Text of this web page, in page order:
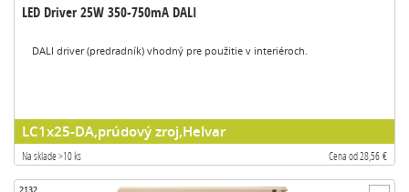
LED Driver 25W 350-750mA DALI
DALI driver (predradník) vhodný pre použitie v interiéroch.
LC1x25-DA,prúdový zroj,Helvar
Na sklade >10 ks Cena od 28,56 €
2132